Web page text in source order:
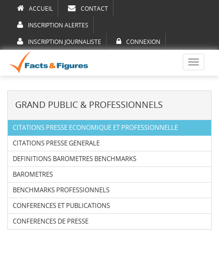
ACCUEIL CONTACT
INSCRIPTION ALERTES
INSCRIPTION JOURNALISTE CONNEXION
Toggle
GRAND PUBLIC & PROFESSIONNELS
CITATIONS PRESSE ECONOMIQUE ET PROFESSIONNELLE
CITATIONS PRESSE GENERALE
DEFINITIONS BAROMETRES BENCHMARKS
BAROMETRES
BENCHMARKS PROFESSIONNELS
CONFERENCES ET PUBLICATIONS
CONFERENCES DE PRESSE